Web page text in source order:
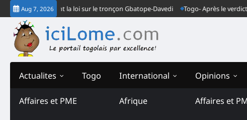
Skip
to
content
Aug 7, 2026
font la loi sur le tronçon Gbatope-Davedi Togo- Après le verdict de la
Actualites
Affaires et PME
Togo International
Afrique
Opinions
Affaires et